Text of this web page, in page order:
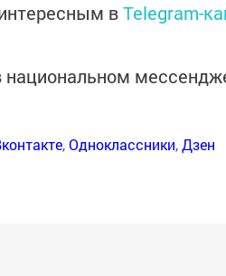
вTelegram-
национальном
,Одноклассники,Дзен